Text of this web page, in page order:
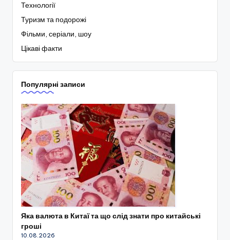
Технології
Туризм та подорожі
Фільми, серіали, шоу
Цікаві факти
Популярні записи
Яка валюта в Китаї та що слід знати про китайські
гроші
10.08.2026